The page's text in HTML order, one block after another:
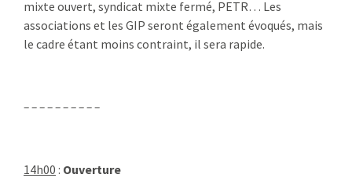
mixte ouvert, syndicat mixte fermé, PETR… Les
associations et les GIP seront également évoqués, mais
le cadre étant moins contraint, il sera rapide.
– – – – – – – – – –
14h00 : Ouverture